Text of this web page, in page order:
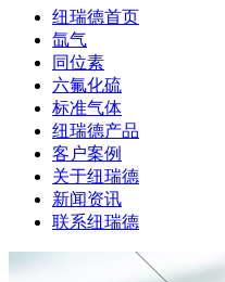
纽瑞德首页
氙气
同位素
六氟化硫
标准气体
纽瑞德产品
客户案例
关于纽瑞德
新闻资讯
联系纽瑞德